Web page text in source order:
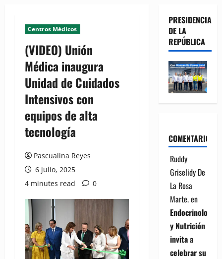
Centros Médicos
(VIDEO) Unión
Médica inaugura
Unidad de Cuidados
Intensivos con
equipos de alta
tecnología
Pascualina Reyes
6 julio, 2025
4 minutes read
0
PRESIDENCIA
DE LA
REPÚBLICA
COMENTARIOS
Ruddy
Griselidy De
La Rosa
Marte.en
Endocrinología
y Nutrición
invita a
celebrar su